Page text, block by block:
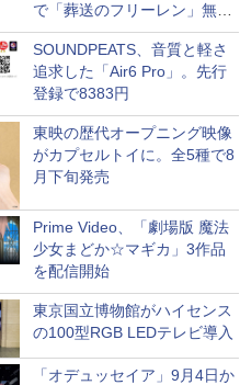
で「葬送のフリーレン」無料
配信など。夏の特番・配信情
報
SOUNDPEATS、音質と軽さ
追求した「Air6 Pro」。先行
登録で8383円
東映の歴代オープニング映像
がカプセルトイに。全5種で8
月下旬発売
Prime Video、「劇場版 魔法
少女まどか☆マギカ」3作品
を配信開始
東京国立博物館がハイセンス
の100型RGB LEDテレビ導入
「オデュッセイア」9月4日か